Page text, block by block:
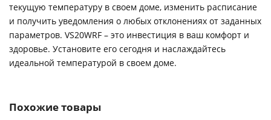
текущую температуру в своем доме, изменить расписание
и получить уведомления о любых отклонениях от заданных
параметров. VS20WRF – это инвестиция в ваш комфорт и
здоровье. Установите его сегодня и наслаждайтесь
идеальной температурой в своем доме.
Похожие товары